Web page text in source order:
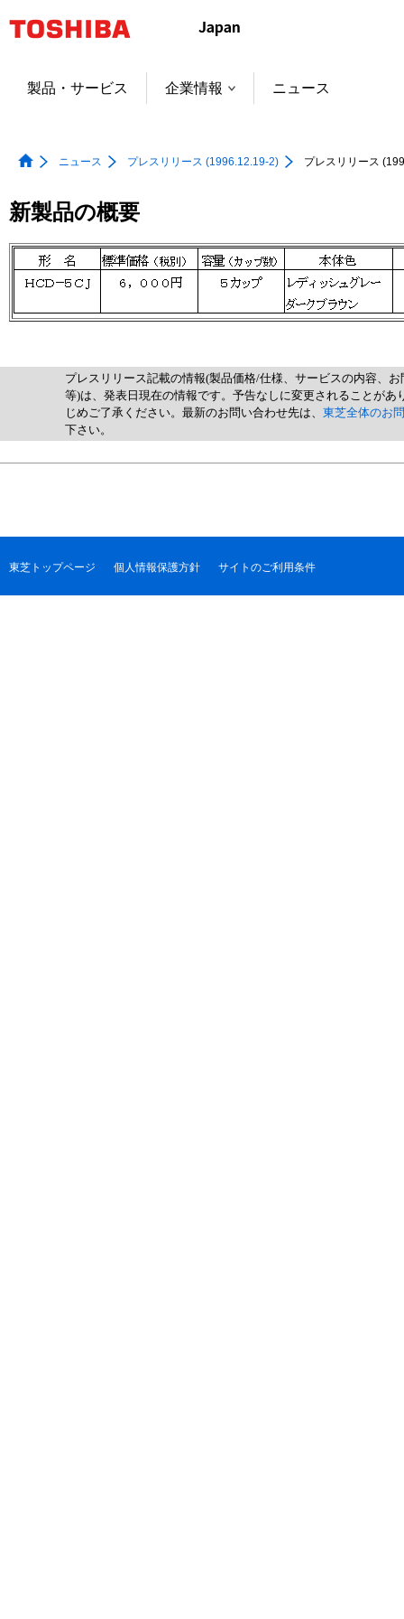
ャ
製品・サービス 企業情報 ニュース
ニュース プレスリリース (1996.12.19-2) プレスリリース
新製品の概要
プレスリリース記載の情報(製品価格/仕様、サービスの内容、
等)は、発表日現在の情報です。予告なしに変更されることがあ
じめご了承ください。最新のお問い合わせ先は、 東芝全体のお
下さい。
東芝トップページ 個人情報保護方針 サイトのご利用条件